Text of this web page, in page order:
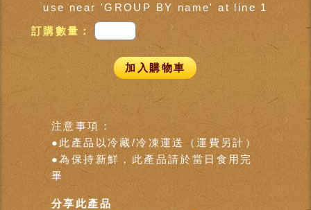
use near 'GROUP BY name' at line 1
訂購數量：
加入購物車
注意事項：
●此產品以冷藏/冷凍運送（運費另計）
●為保持新鮮，此產品請於當日食用完
畢
分享此產品